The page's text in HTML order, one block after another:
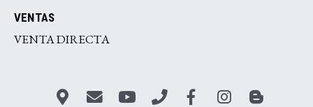
VENTAS
VENTA DIRECTA